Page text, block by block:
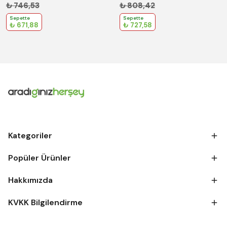
₺ 746,53
Sepette
₺ 671,88
₺ 808,42
Sepette
₺ 727,58
Kategoriler
Popüler Ürünler
Hakkımızda
KVKK Bilgilendirme